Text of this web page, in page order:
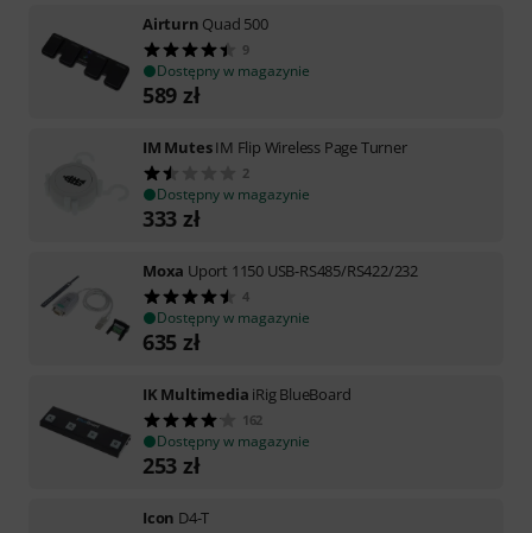
Airturn Quad 500
9
Dostępny w magazynie
589 zł
IM MutesIM Flip Wireless Page Turner
2
Dostępny w magazynie
333 zł
Moxa Uport 1150 USB-RS485/RS422/232
4
Dostępny w magazynie
635 zł
IK Multimedia iRig BlueBoard
162
Dostępny w magazynie
253 zł
Icon D4-T